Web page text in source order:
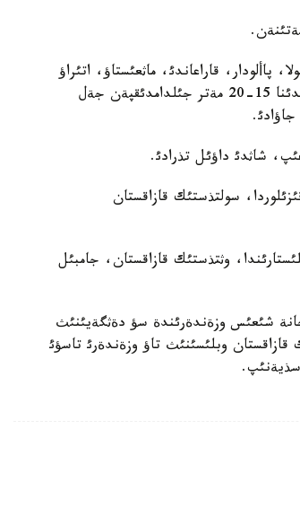
قاراعاندئ، ماثعئستاؤ، اتئراؤ
وبلئستارئندا، كذندئز شئعئس قازاقستاننئث كةي جةرلةرئندة سةكؤندئنا 15-20 مةتر جئلدامدئقپةن جةل
سولتذستئك قازاقستان
وثتذستئك قازاقستان، جامبئل
شئعئس وزةندةرئندة سؤ دةثگةيئنئث
قازاقستان وبلئسئنئث تاؤ وزةندةرئ تاسؤئ